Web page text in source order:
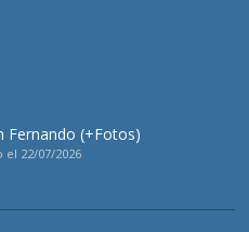
Fernando (+Fotos)
el 22/07/2026